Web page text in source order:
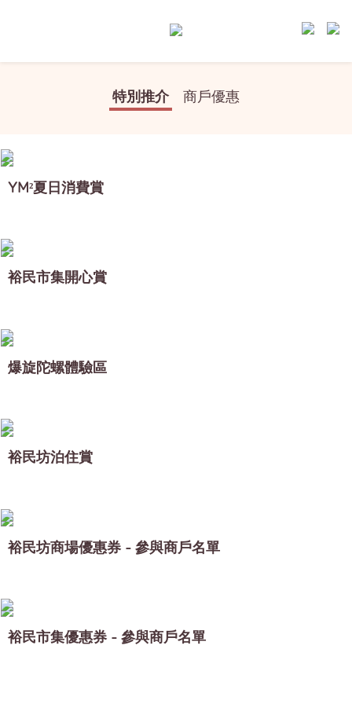
特別推介 商戶優惠
YM²夏日消費賞
裕民市集開心賞
爆旋陀螺體驗區
裕民坊泊住賞
裕民坊商場優惠券 - 參與商戶名單
裕民市集優惠券 - 參與商戶名單